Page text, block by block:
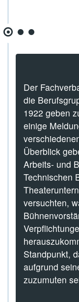
Der
die
1922 geben
einige
Überblick
Arbeits- und
Technischen
versuchten,
Standpunkt,
aufgrund
zuzumuten